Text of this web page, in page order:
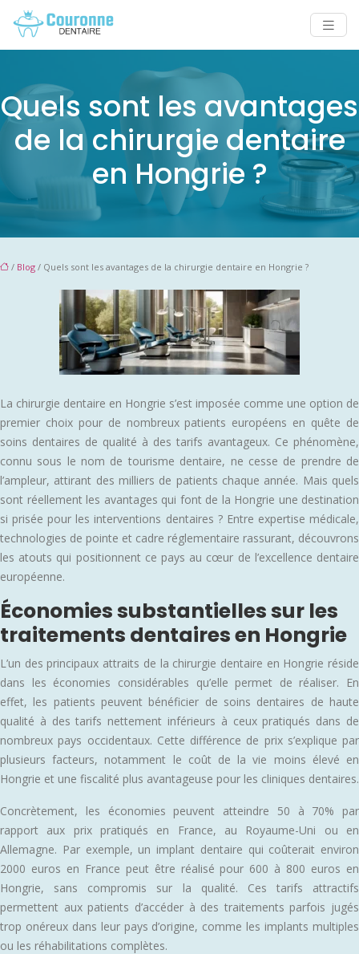
Quels sont les avantages
de la chirurgie dentaire
en Hongrie ?
/ Blog / Quels sont les avantages de la chirurgie dentaire en Hongrie ?
La chirurgie dentaire en Hongrie s’est imposée comme une option de
premier choix pour de nombreux patients européens en quête de
soins dentaires de qualité à des tarifs avantageux. Ce phénomène,
connu sous le nom de tourisme dentaire, ne cesse de prendre de
l’ampleur, attirant des milliers de patients chaque année. Mais quels
sont réellement les avantages qui font de la Hongrie une destination
si prisée pour les interventions dentaires ? Entre expertise médicale,
technologies de pointe et cadre réglementaire rassurant, découvrons
les atouts qui positionnent ce pays au cœur de l’excellence dentaire
européenne.
Économies substantielles sur les
traitements dentaires en Hongrie
L’un des principaux attraits de la chirurgie dentaire en Hongrie réside
dans les économies considérables qu’elle permet de réaliser. En
effet, les patients peuvent bénéficier de soins dentaires de haute
qualité à des tarifs nettement inférieurs à ceux pratiqués dans de
nombreux pays occidentaux. Cette différence de prix s’explique par
plusieurs facteurs, notamment le coût de la vie moins élevé en
Hongrie et une fiscalité plus avantageuse pour les cliniques dentaires.
Concrètement, les économies peuvent atteindre 50 à 70% par
rapport aux prix pratiqués en France, au Royaume-Uni ou en
Allemagne. Par exemple, un implant dentaire qui coûterait environ
2000 euros en France peut être réalisé pour 600 à 800 euros en
Hongrie, sans compromis sur la qualité. Ces tarifs attractifs
permettent aux patients d’accéder à des traitements parfois jugés
trop onéreux dans leur pays d’origine, comme les implants multiples
ou les réhabilitations complètes.